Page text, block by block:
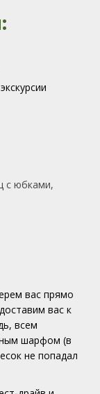
с юбками,
вас прямо
вас к
всем
шарфом (в
не попадал